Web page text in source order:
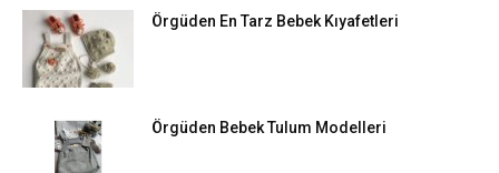
Örgüden En Tarz Bebek Kıyafetleri
Örgüden Bebek Tulum Modelleri